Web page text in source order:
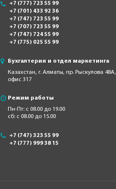
+7 (777) 723 55 99
+7 (701) 433 92 36
+7 (747) 723 55 99
+7 (707) 723 55 99
+7 (747) 724 55 99
+7 (775) 025 55 99
Бухгалтерия и отдел маркетинга
Казахстан, г. Алматы, пр. Рыскулова 48А,
офис 317
Режим работы
Пн-Пт: с 08.00 до 19.00
сб: с 08.00 до 15.00
+7 (747) 323 55 99
+7 (777) 999 38 15